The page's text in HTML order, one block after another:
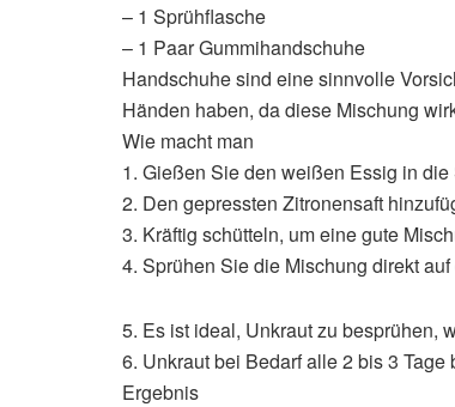
– 1 Sprühflasche
– 1 Paar Gummihandschuhe
Handschuhe sind eine sinnvolle
Händen haben, da diese Mischung
Wie macht man
1. Gießen Sie den weißen Essig in die
2. Den gepressten Zitronensaft
3. Kräftig schütteln, um eine gute
4. Sprühen Sie die Mischung direkt
5. Es ist ideal, Unkraut zu besprühen,
6. Unkraut bei Bedarf alle 2 bis 3 Tage
Ergebnis